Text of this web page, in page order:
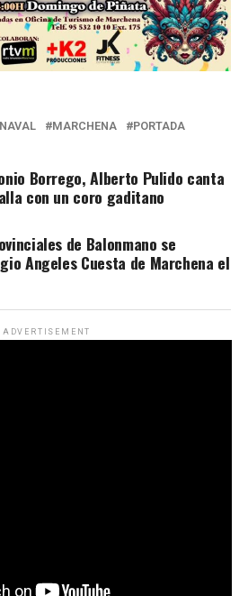
MARCHENA PORTADA
Borrego, Alberto Pulido canta
con un coro gaditano
de Balonmano se
Angeles Cuesta de Marchena el
ADVERTISEMENT